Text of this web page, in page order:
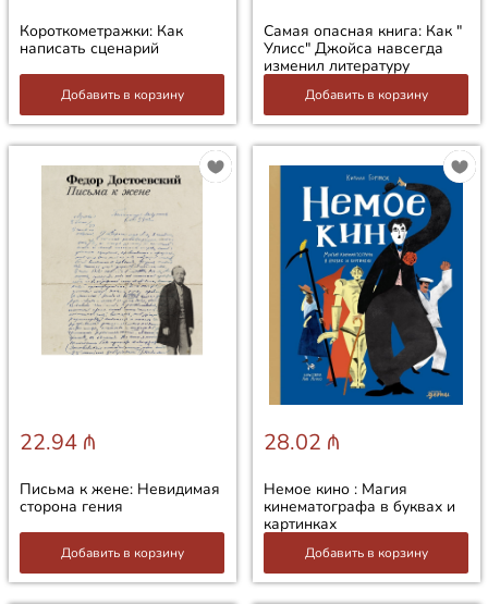
Короткометражки: Как
написать сценарий
Добавить в корзину
Самая опасная книга: Как "
Улисс" Джойса навсегда
изменил литературу
Добавить в корзину
22.94 ₼
Письма к жене: Невидимая
сторона гения
Добавить в корзину
28.02 ₼
Немое кино : Магия
кинематографа в буквах и
картинках
Добавить в корзину